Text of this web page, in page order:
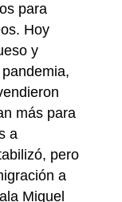
para
Hoy
y
más para
a
pero
a
Miguel